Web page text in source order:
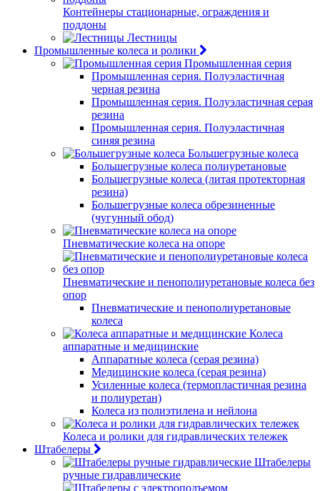
Контейнеры стационарные, ограждения и
поддоны
Лестницы
Промышленные колеса и ролики
Промышленная серия
Промышленная серия. Полуэластичная
черная резина
Промышленная серия. Полуэластичная серая
резина
Промышленная серия. Полуэластичная
синяя резина
Большегрузные колеса
Большегрузные колеса полиуретановые
Большегрузные колеса (литая протекторная
резина)
Большегрузные колеса обрезиненные
(чугунный обод)
Пневматические колеса на опоре
Пневматические и пенополиуретановые колеса без
опор
Пневматические и пенополиуретановые
колеса
Колеса
аппаратные и медицинские
Аппаратные колеса (серая резина)
Медицинские колеса (серая резина)
Усиленные колеса (термопластичная резина
и полиуретан)
Колеса из полиэтилена и нейлона
Колеса и ролики для гидравлических тележек
Штабелеры
Штабелеры
ручные гидравлические